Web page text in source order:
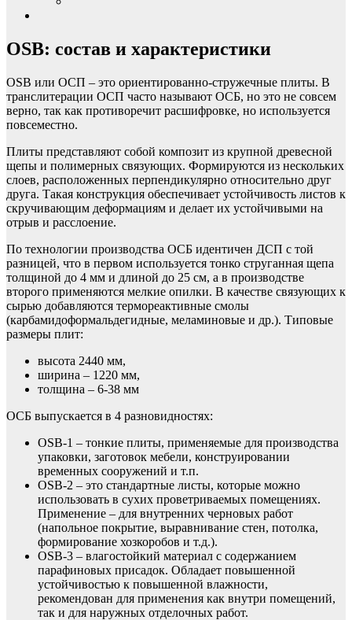
OSB: состав и характеристики
OSB или ОСП – это ориентированно-стружечные плиты. В
транслитерации ОСП часто называют ОСБ, но это не совсем
верно, так как противоречит расшифровке, но используется
повсеместно.
Плиты представляют собой композит из крупной древесной
щепы и полимерных связующих. Формируются из нескольких
слоев, расположенных перпендикулярно относительно друг
друга. Такая конструкция обеспечивает устойчивость листов к
скручивающим деформациям и делает их устойчивыми на
отрыв и расслоение.
По технологии производства ОСБ идентичен ДСП с той
разницей, что в первом используется тонко струганная щепа
толщиной до 4 мм и длиной до 25 см, а в производстве
второго применяются мелкие опилки. В качестве связующих к
сырью добавляются термореактивные смолы
(карбамидоформальдегидные, меламиновые и др.). Типовые
размеры плит:
высота 2440 мм,
ширина – 1220 мм,
толщина – 6-38 мм
ОСБ выпускается в 4 разновидностях:
OSB-1 – тонкие плиты, применяемые для производства
упаковки, заготовок мебели, конструировании
временных сооружений и т.п.
OSB-2 – это стандартные листы, которые можно
использовать в сухих проветриваемых помещениях.
Применение – для внутренних черновых работ
(напольное покрытие, выравнивание стен, потолка,
формирование хозкоробов и т.д.).
OSB-3 – влагостойкий материал с содержанием
парафиновых присадок. Обладает повышенной
устойчивостью к повышенной влажности,
рекомендован для применения как внутри помещений,
так и для наружных отделочных работ.